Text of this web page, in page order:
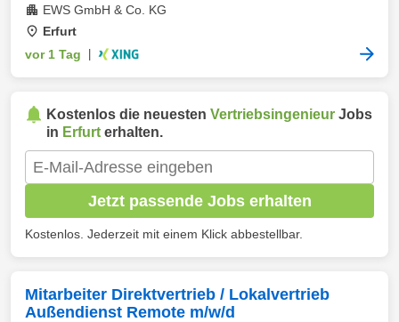
EWS GmbH & Co. KG
Erfurt
vor 1 Tag
Kostenlos die neuesten Vertriebsingenieur Jobs
in Erfurt erhalten.
Jetzt passende Jobs erhalten
Kostenlos. Jederzeit mit einem Klick abbestellbar.
Mitarbeiter Direktvertrieb / Lokalvertrieb
Außendienst Remote m/w/d